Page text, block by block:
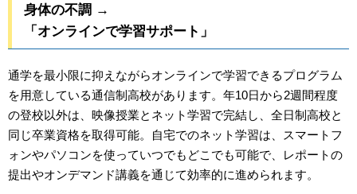
身体の不調 →
「オンラインで学習サポート」
通学を最小限に抑えながらオンラインで学習できるプログラム
を用意している通信制高校があります。年10日から2週間程度
の登校以外は、映像授業とネット学習で完結し、全日制高校と
同じ卒業資格を取得可能。自宅でのネット学習は、スマートフ
ォンやパソコンを使っていつでもどこでも可能で、レポートの
提出やオンデマンド講義を通じて効率的に進められます。